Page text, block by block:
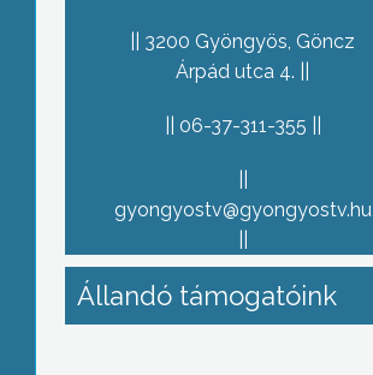
3200 Gyöngyös, Göncz
Árpád utca 4.
06-37-311-355
gyongyostv@gyongyostv.hu
Állandó támogatóink